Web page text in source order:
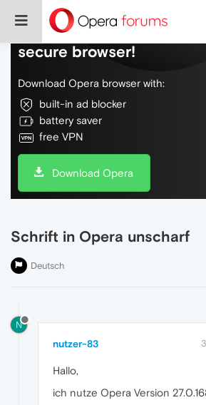
Do more on the web, with
secure browser!
Download Opera browser with:
built-in ad blocker
battery saver
free VPN
Download Opera
Schrift in Opera unscharf
Deutsch
N
nutzer-83
Hallo,
ich nutze Opera Version